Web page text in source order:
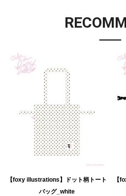
【foxy illustrations】ドット柄トート
バッグ_white
【